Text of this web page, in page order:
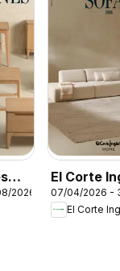
2026
El Corte
Sofás
07/04/2026 -
El Corte